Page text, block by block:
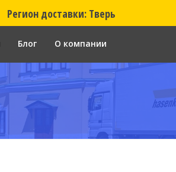
Регион доставки: Тверь
Блог О компании